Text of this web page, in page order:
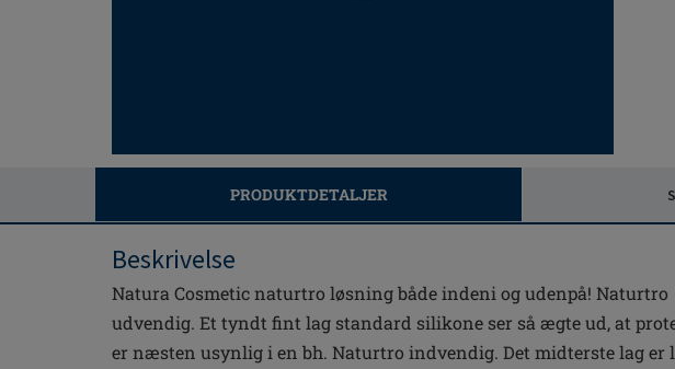
PRODUKTDETALJER
Beskrivelse
Natura Cosmetic naturtro løsning både indeni og udenpå! Naturtro
udvendig. Et tyndt fint lag standard silikone ser så ægte ud, at
er næsten usynlig i en bh. Naturtro indvendig. Det midterste lag er